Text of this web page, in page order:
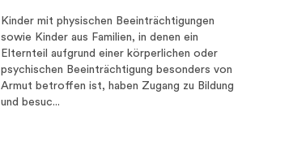
Kinder mit physischen Beeinträchtigungen
sowie Kinder aus Familien, in denen ein
Elternteil aufgrund einer körperlichen oder
psychischen Beeinträchtigung besonders von
Armut betroffen ist, haben Zugang zu Bildung
und besuc...